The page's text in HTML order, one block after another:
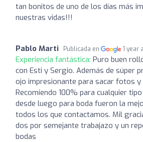
tan bonitos de uno de los días más
nuestras vidas!!!
Pablo Marti Publicada en 1 year
Experiencia fantástica: Puro buen
con Esti y Sergio. Además de súper
ojo impresionante para sacar fotos y
Recomiendo 100% para cualquier
desde luego para boda fueron la
todos los que contactamos. Mil
dos por semejante trabajazo y un
bodas